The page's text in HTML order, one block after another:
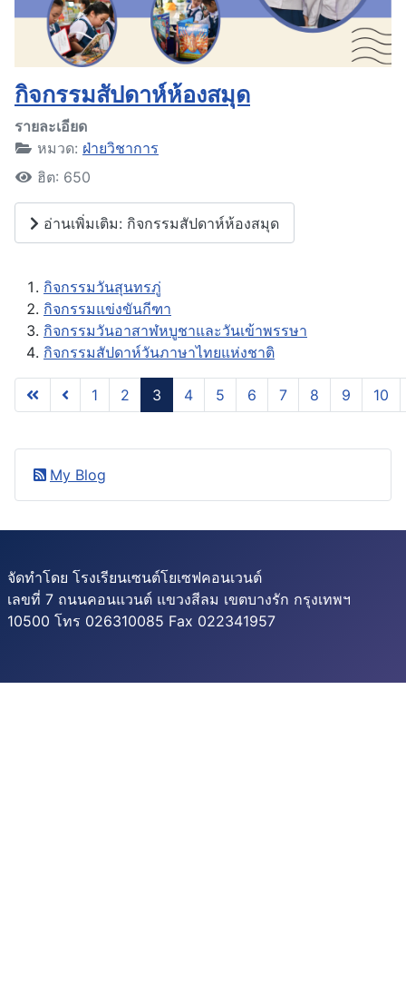
กิจกรรมสัปดาห์ห้องสมุด
รายละเอียด
หมวด: ฝ่ายวิชาการ
ฮิต: 650
อ่านเพิ่มเติม: กิจกรรมสัปดาห์ห้องสมุด
กิจกรรมวันสุนทรภู่
กิจกรรมแข่งขันกีฑา
กิจกรรมวันอาสาฬหบูชาและวันเข้าพรรษา
กิจกรรมสัปดาห์วันภาษาไทยแห่งชาติ
หน้า 3 จาก 28
1 2 3 4 5 6 7 8 9 10
My Blog
จัดทำโดย โรงเรียนเซนต์โยเซฟคอนเวนต์
เลขที่ 7 ถนนคอนแวนต์ แขวงสีลม เขตบางรัก กรุงเทพฯ
10500 โทร 026310085 Fax 022341957